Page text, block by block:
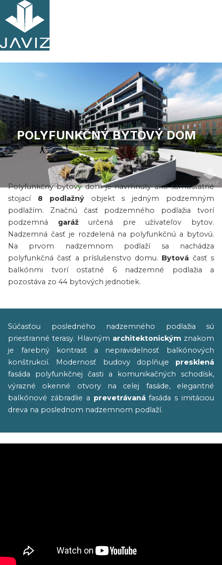
POLYFUNKČNÝ BYTOVÝ DOM
Slide 2 of 8.
O projekte
Polyfunkčný bytový dom je navrhnutý ako samostatne
stojací 8 podlažnýobjekt s jedným podzemným
podlažím. Značnú časť podzemného podlažia tvorí
podzemná garážurčená pre užívateľov bytov.
Nadzemná časť je rozdelená na polyfunkčnú a bytovú.
Na prvom nadzemnom podlaží sa nachádza
polyfunkčná časť a príslušenstvo domu. Bytová časť s
balkónmi tvorí ostatné 6 nadzemné podlažia a
pozostáva zo 44 bytových jednotiek.
Súčasťou posledného nadzemného podlažia sú
priestranné terasy. Hlavným architektonickým znakom
je farebný kontrast a nepravidelnosť balkónových
konštrukcií. Modernosť budovy doplňuje presklená
fasáda polyfunkčnej časti a komunikačných schodísk,
výrazné okenné otvory na celej fasáde, elegantné
balkónové zábradlie a prevetrávanáfasáda s imitáciou
dreva na poslednom nadzemnom podlaží.